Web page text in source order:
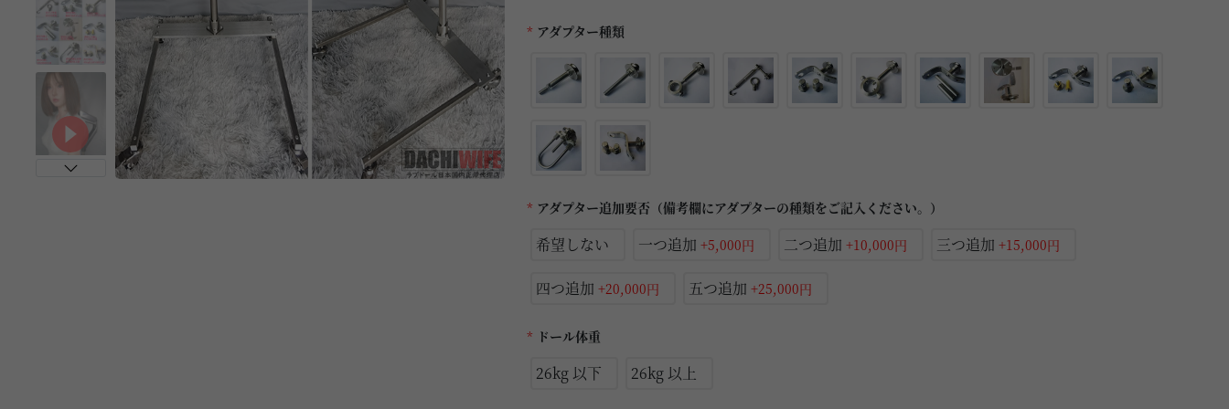
* アダプター種類
* アダプター追加要否（備考欄にアダプターの種類をご記入ください。）
希望しない 一つ追加 +5,000円 二つ追加 +10,000円 三つ追加 +15,000円
四つ追加 +20,000円 五つ追加 +25,000円
* ドール体重
26kg 以下 26kg 以上